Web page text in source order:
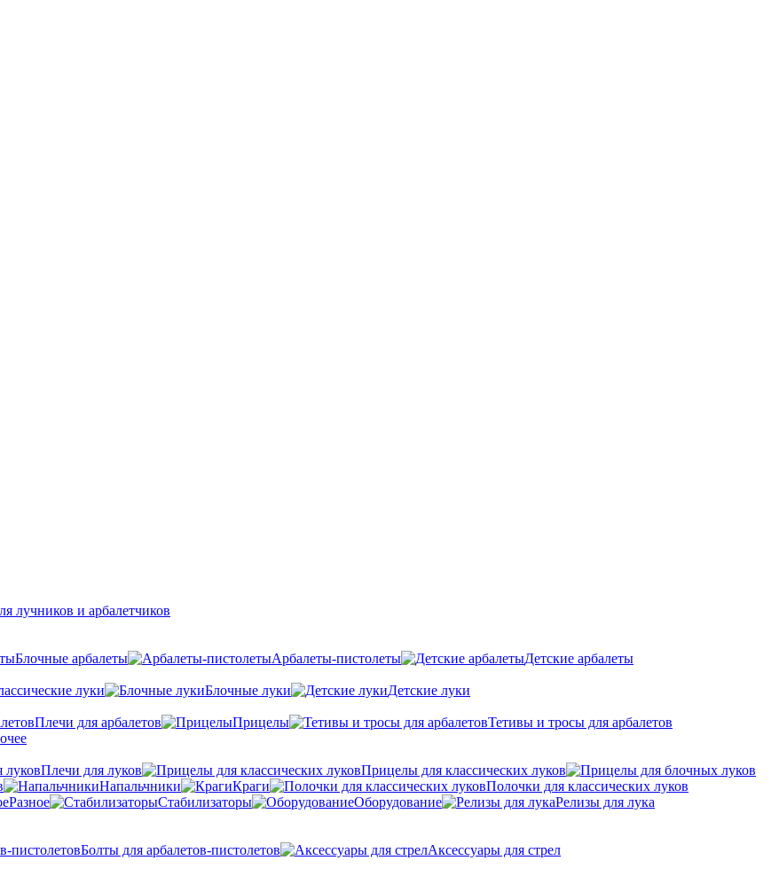
лучников и арбалетчиков
Блочные арбалеты Арбалеты-пистолеты
Детские арбалеты
луки Блочные луки
Детские луки
Плечи для арбалетов Прицелы
Тетивы и тросы для арбалетов
Плечи для луков
Прицелы для классических луков
Напальчники Краги
Полочки для классических луков
Разное Стабилизаторы Оборудование
Релизы для лука
Болты для арбалетов-пистолетов
Аксессуары для стрел